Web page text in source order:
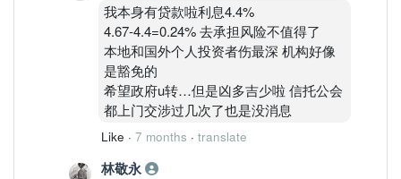
我本身有贷款啦利息4.4%
4.67-4.4=0.24% 去承担风险不值得了
本地和国外个人投资者伤最深 机构好像
是豁免的
希望政府u转…但是凶多吉少啦 信托公会
都上门交涉过几次了也是没消息
Like · 7 months · translate
林敬永